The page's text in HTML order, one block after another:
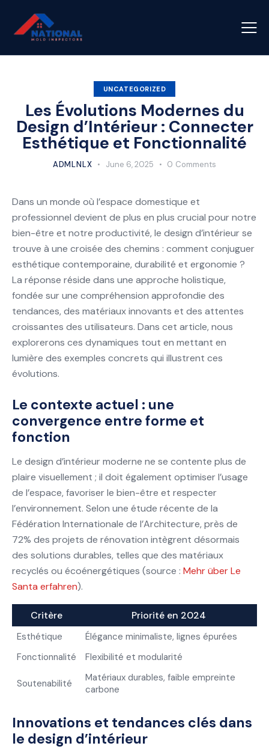
UNCATEGORIZED
Les Évolutions Modernes du
Design d’Intérieur : Connecter
Esthétique et Fonctionnalité
ADMLNLX June 6, 2025 0 Comments
Dans un monde où l’espace domestique et
professionnel devient de plus en plus crucial pour notre
bien-être et notre productivité, le design d’intérieur se
trouve à une croisée des chemins : comment conjuguer
esthétique contemporaine, durabilité et ergonomie ?
La réponse réside dans une approche holistique,
fondée sur une compréhension approfondie des
tendances, des matériaux innovants et des attentes
croissantes des utilisateurs. Dans cet article, nous
explorerons ces dynamiques tout en mettant en
lumière des exemples concrets qui illustrent ces
évolutions.
Le contexte actuel : une
convergence entre forme et
fonction
Le design d’intérieur moderne ne se contente plus de
plaire visuellement ; il doit également optimiser l’usage
de l’espace, favoriser le bien-être et respecter
l’environnement. Selon une étude récente de la
Fédération Internationale de l’Architecture, près de
72% des projets de rénovation intègrent désormais
des solutions durables, telles que des matériaux
recyclés ou écoénergétiques (source : Mehr über Le
Santa erfahren).
Critère Priorité en 2024
Esthétique
Élégance minimaliste, lignes épurées
Fonctionnalité
Flexibilité et modularité
Soutenabilité
Matériaux durables, faible empreinte
carbone
Innovations et tendances clés dans
le design d’intérieur